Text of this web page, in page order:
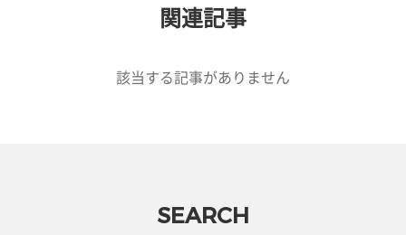
関連記事
該当する記事がありません
SEARCH